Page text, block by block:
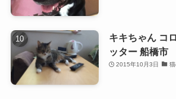
キキちゃん コ
ッター 船橋市
2015年10月3日